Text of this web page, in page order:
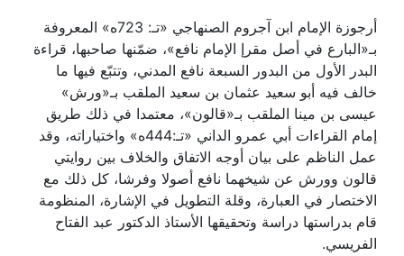
أرجوزة الإمام ابن آجروم الصنهاجي «تـ: 723ه» المعروفة
بـ«البارع في أصل مقرإ الإمام نافع»، ضمّنها صاحبها، قراءة
البدر الأول من البدور السبعة نافع المدني، وتتبّع فيها ما
خالف فيه أبو سعيد عثمان بن سعيد الملقب بـ«ورش»
عيسى بن مينا الملقب بـ«قالون»، معتمدا في ذلك طريق
إمام القراءات أبي عمرو الداني «تـ:444ه» واختياراته، وقد
عمل الناظم على بيان أوجه الاتفاق والخلاف بين روايتي
قالون وورش عن شيخهما نافع أصولا وفرشا، كل ذلك مع
الاختصار في العبارة، وقلة التطويل في الإشارة، المنظومة
قام بدراستها دراسة وتحقيقها الأستاذ الدكتور عبد الفتاح
الفريسي.